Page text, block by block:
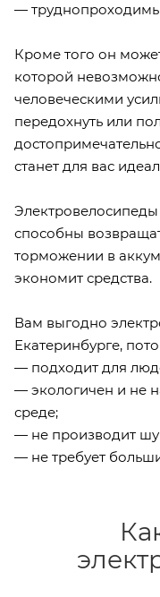
—
Кроме того он
которой
человеческими
передохнуть или
станет для вас
способны
торможении в
экономит средства.
Вам выгодно
Екатеринбурге,
— подходит для
— экологичен и не
среде;
— не производит
— не требует